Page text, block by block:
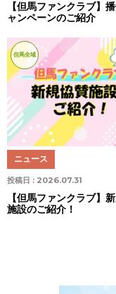
【但馬ファンクラブ】
ャンペーンのご紹介
但馬全域
投稿日 : 2026.07.31
ニュース
【但馬ファンクラブ】
施設のご紹介！